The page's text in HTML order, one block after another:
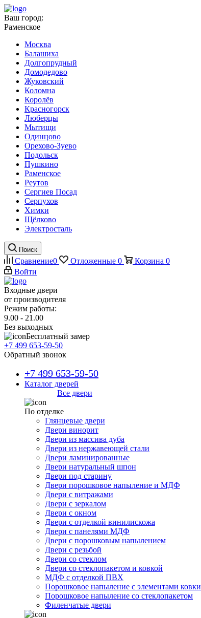
Ваш город:
Раменское
Москва
Балашиха
Долгопрудный
Домодедово
Жуковский
Коломна
Королёв
Красногорск
Люберцы
Мытищи
Одинцово
Орехово-Зуево
Подольск
Пушкино
Раменское
Реутов
Сергиев Посад
Серпухов
Химки
Щёлково
Электросталь
Поиск
Сравнение0 Отложенные 0 Корзина 0
Войти
Входные двери
от производителя
Режим работы:
9.00 - 21.00
Без выходных
Бесплатный замер
+7 499 653-59-50
Обратный звонок
+7 499 653-59-50
Каталог дверей
Все двери
По отделке
Глянцевые двери
Двери винорит
Двери из массива дуба
Двери из нержавеющей стали
Двери ламинированные
Двери натуральный шпон
Двери под старину
Двери порошковое напыление и МДФ
Двери с витражами
Двери с зеркалом
Двери с окном
Двери с отделкой винилискожа
Двери с панелями МДФ
Двери с порошковым напылением
Двери с резьбой
Двери со стеклом
Двери со стеклопакетом и ковкой
МДФ с отделкой ПВХ
Порошковое напыление с элементами ковки
Порошковое напыление со стеклопакетом
Филенчатые двери